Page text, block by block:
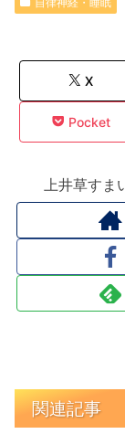
X
Pocket
上井草す
関連記事